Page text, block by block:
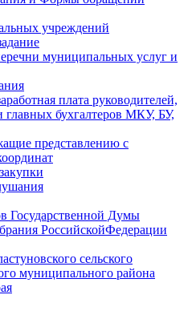
учреждений
муниципальных услуг и
плата руководителей,
главных бухгалтеров МКУ, БУ,
представлению с
Государственной Думы
РоссийскойФедерации
сельского
муниципального района